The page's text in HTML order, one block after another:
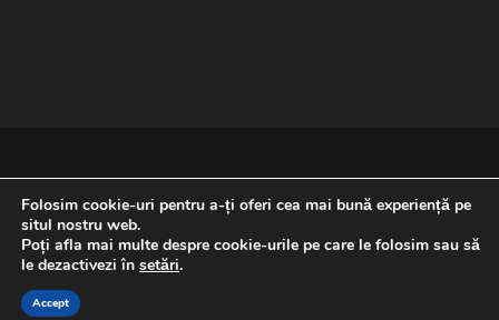
REVENIRE LA ÎNCEPUTUL PAGINII
Folosim cookie-uri pentru a-ți oferi cea mai bună experiență pe
situl nostru web.
Poți afla mai multe despre cookie-urile pe care le folosim sau să
le dezactivezi în setări.
Accept